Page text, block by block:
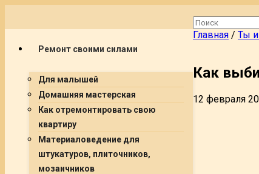
Ремонт своими силами
Для малышей
Домашняя мастерская
Как отремонтировать свою
квартиру
Материаловедение для
штукатуров, плиточников,
мозаичников
Главная / Ты
Как
12 февраля